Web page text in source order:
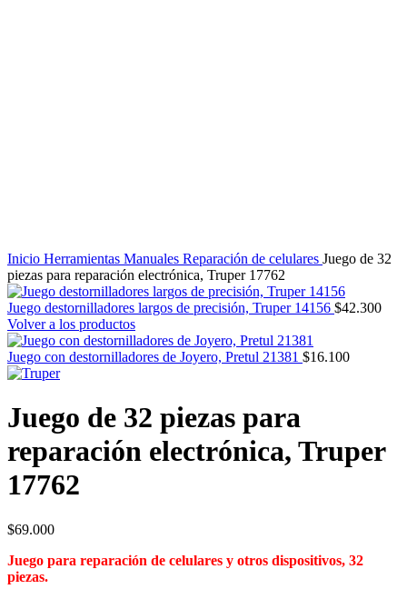
Inicio Herramientas Manuales Reparación de celulares Juego de 32
piezas para reparación electrónica, Truper 17762
Juego destornilladores largos de precisión, Truper 14156 $42.300
Volver a los productos
Juego con destornilladores de Joyero, Pretul 21381 $16.100
Juego de 32 piezas para
reparación electrónica, Truper
17762
$69.000
Juego para reparación de celulares y otros dispositivos, 32
piezas.